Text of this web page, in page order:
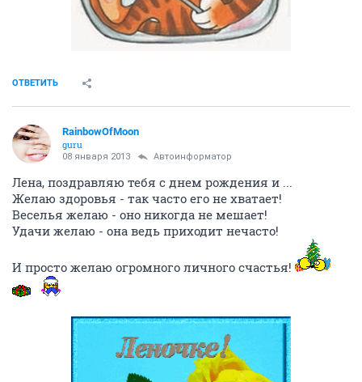
ОТВЕТИТЬ
RainbowOfMoon
guru
08 января 2013 Автоинформатор
Лена, поздравляю тебя с днем рождения и ...
Желаю здоровья - так часто его не хватает!
Веселья желаю - оно никогда не мешает!
Удачи желаю - она ведь приходит нечасто!
И просто желаю огромного личного счастья!